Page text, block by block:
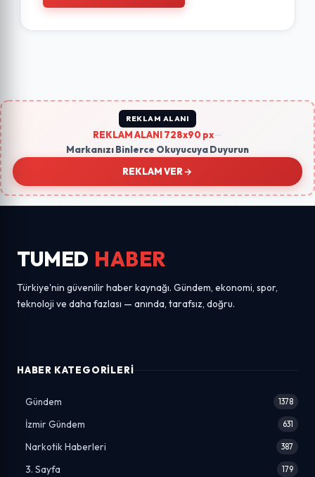
REKLAM ALANI
REKLAM ALANI 728x90 px
Markanızı Binlerce Okuyucuya Duyurun
REKLAM VER
TUMED HABER
Türkiye'nin güvenilir haber kaynağı. Gündem, ekonomi, spor,
teknoloji ve daha fazlası — anında, tarafsız, doğru.
HABER KATEGORILERI
Gündem 1378
İzmir Gündem 631
Narkotik Haberleri 387
3. Sayfa 179